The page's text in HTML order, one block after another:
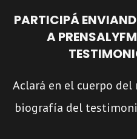
PARTICIPÁ
A
Aclará en el cuerpo
biografía del